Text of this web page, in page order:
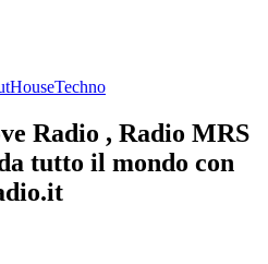
HouseTechno
Radio , Radio MRS
tutto il mondo con